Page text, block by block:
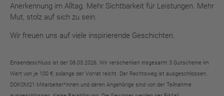
Anerkennung im Alltag. Mehr Sichtbarkeit für Leistungen. Mehr
Mut, stolz auf sich zu sein.
Wir freuen uns auf viele inspirierende Geschichten.
Einsendeschluss ist der 08.03.2026. Wir verschenken insgesamt 3 Gutscheine im
Wert von je 100 €; solange der Vorrat reicht. Der Rechtsweg ist ausgeschlossen.
DOKOM21 Mitarbeiter*innen und deren Angehörige sind von der Teilnahme